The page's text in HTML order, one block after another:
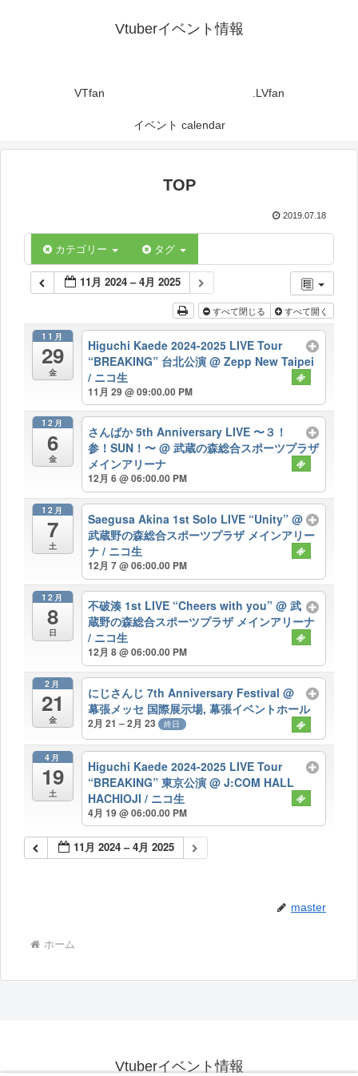
Vtuberイベント情報
VTfan .LVfan
イベント calendar
TOP
2019.07.18
カテゴリー タグ
11月 2024 – 4月 2025
すべて閉じる すべて開く
11月
29
金
Higuchi Kaede 2024-2025 LIVE Tour
“BREAKING” 台北公演@ Zepp New Taipei
/ ニコ生
11月 29 @ 09:00.00 PM
12月
6
金
さんばか 5th Anniversary LIVE 〜３！
参！SUN！〜@ 武蔵の森総合スポーツプラザ
メインアリーナ
12月 6 @ 06:00.00 PM
12月
7
土
Saegusa Akina 1st Solo LIVE “Unity”@
武蔵野の森総合スポーツプラザ メインアリー
ナ / ニコ生
12月 7 @ 06:00.00 PM
12月
8
日
不破湊 1st LIVE “Cheers with you”@ 武
蔵野の森総合スポーツプラザ メインアリーナ
/ ニコ生
12月 8 @ 06:00.00 PM
2月
21
金
にじさんじ 7th Anniversary Festival@
幕張メッセ 国際展示場, 幕張イベントホール
2月 21 – 2月 23 終日
4月
19
土
Higuchi Kaede 2024-2025 LIVE Tour
“BREAKING” 東京公演@ J:COM HALL
HACHIOJI / ニコ生
4月 19 @ 06:00.00 PM
11月 2024 – 4月 2025
master
ホーム
Vtuberイベント情報